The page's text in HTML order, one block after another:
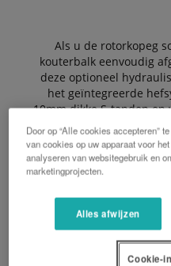
Als u de rotorkopeg
kouterbalk eenvoudig
deze optioneel
het geïntegreerde
10mm dikke S-tanden
een spindel en
kan deze nauwkeuring
geheel
Door op “Alle cookies accepteren”
van cookies op uw apparaat voor
analyseren van websitegebruik en
marketingprojecten.
Alles afwijzen
Cookie-